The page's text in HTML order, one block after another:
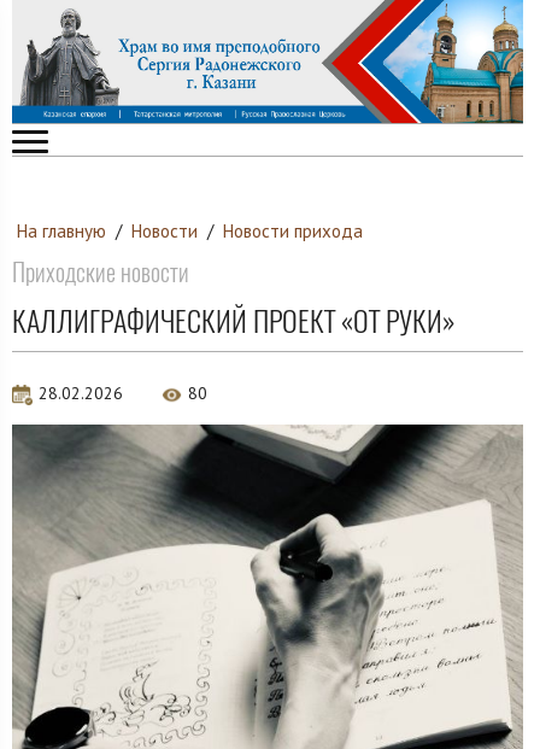
На главную / Новости / Новости прихода
Приходские новости
КАЛЛИГРАФИЧЕСКИЙ ПРОЕКТ «ОТ РУКИ»
28.02.2026 80